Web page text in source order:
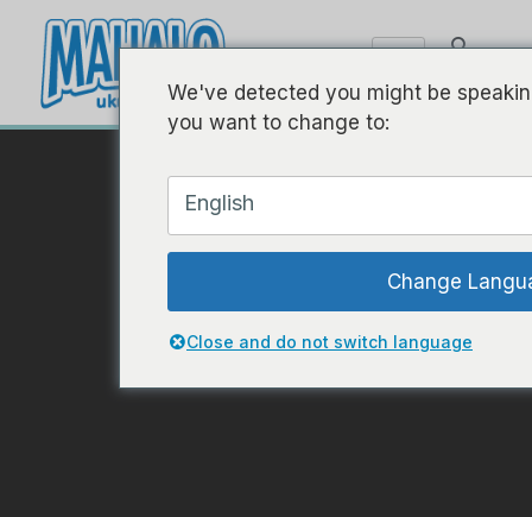
We've detected you might be
you want to change to:
English
Change
Close and do not switch language